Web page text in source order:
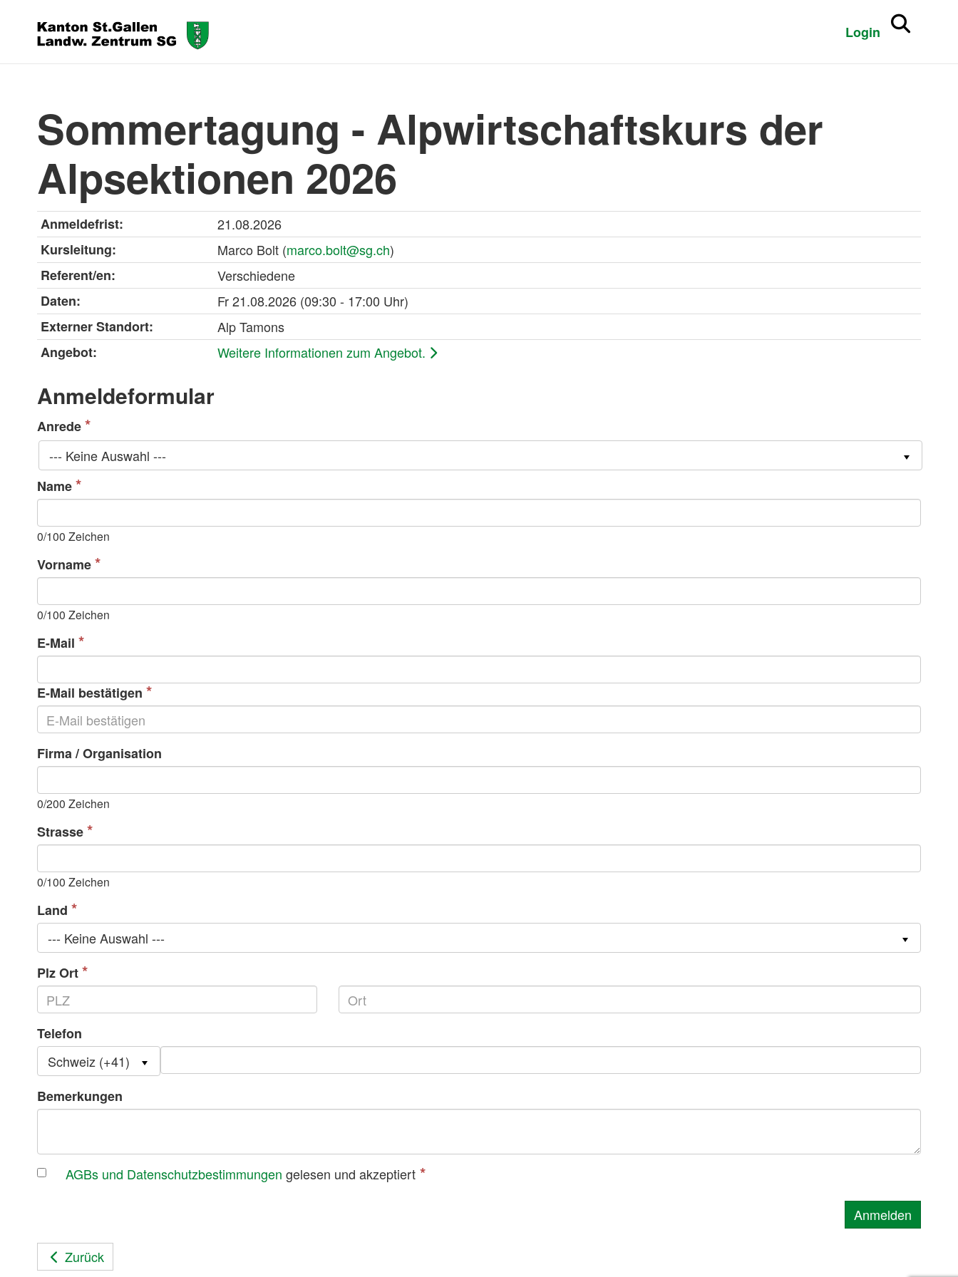
Login
Sommertagung - Alpwirtschaftskurs der
Alpsektionen 2026
Anmeldefrist:
21.08.2026
Kursleitung:
Marco Bolt (marco.bolt@sg.ch)
Referent/en:
Verschiedene
Daten:
Fr21.08.2026 (09:30 - 17:00 Uhr)
Externer Standort:
Alp Tamons
Angebot:
Weitere Informationen zum Angebot.
Anmeldeformular
Anrede
--- Keine Auswahl ---
Name
0/100 Zeichen
Vorname
0/100 Zeichen
E-Mail
E-Mail bestätigen
Firma / Organisation
0/200 Zeichen
Strasse
0/100 Zeichen
Land
--- Keine Auswahl ---
Plz Ort
Telefon
Schweiz (+41)
Bemerkungen
AGBs und Datenschutzbestimmungen gelesen und akzeptiert
Anmelden
Zurück